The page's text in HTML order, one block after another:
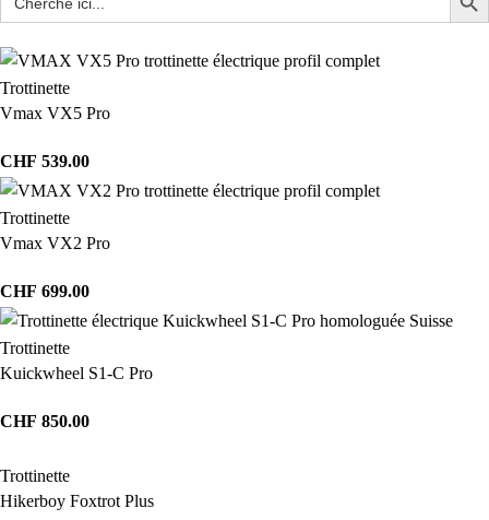
Trottinette
Vmax VX5 Pro
CHF 539.00
Trottinette
Vmax VX2 Pro
CHF 699.00
Trottinette
Kuickwheel S1-C Pro
CHF 850.00
Trottinette
Hikerboy Foxtrot Plus